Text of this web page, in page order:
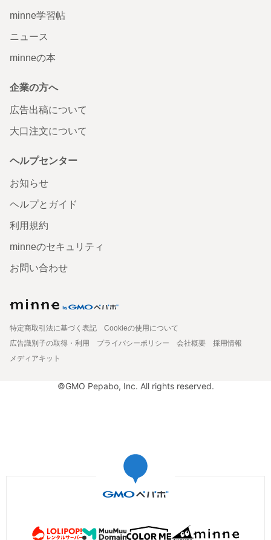
minne学習帖
ニュース
minneの本
企業の方へ
広告出稿について
大口注文について
ヘルプセンター
お知らせ
ヘルプとガイド
利用規約
minneのセキュリティ
お問い合わせ
特定商取引法に基づく表記
Cookieの使用について
広告識別子の取得・利用
プライバシーポリシー 会社概要
採用情報
メディアキット
©GMO Pepabo, Inc. All rights reserved.